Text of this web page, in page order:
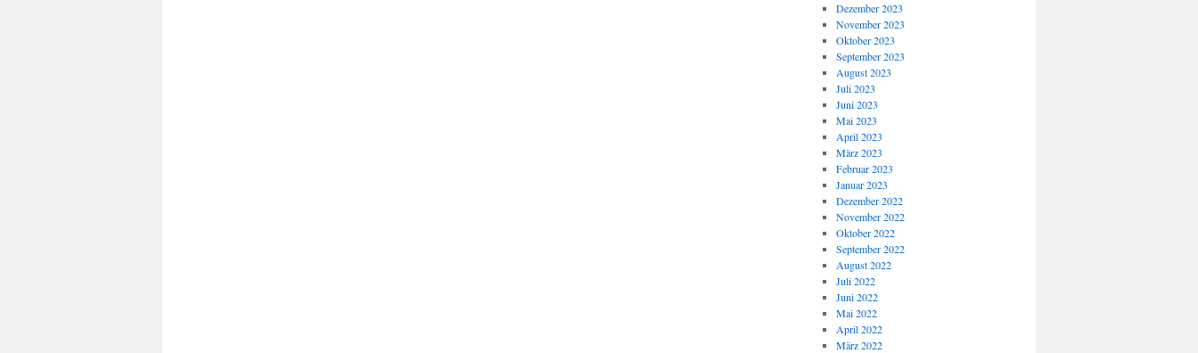
Dezember 2023
November 2023
Oktober 2023
September 2023
August 2023
Juli 2023
Juni 2023
Mai 2023
April 2023
März 2023
Februar 2023
Januar 2023
Dezember 2022
November 2022
Oktober 2022
September 2022
August 2022
Juli 2022
Juni 2022
Mai 2022
April 2022
März 2022